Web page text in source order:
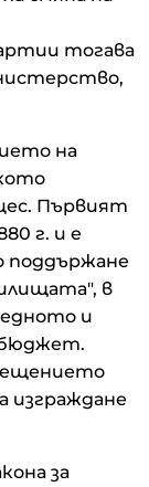
тогава
на
Първият
г. и е
поддържане
в
и
бюджет.
изграждане
за